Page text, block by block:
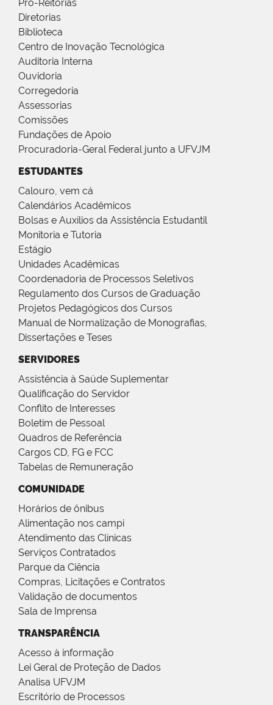
Pró-Reitorias
Diretorias
Biblioteca
Centro de Inovação Tecnológica
Auditoria Interna
Ouvidoria
Corregedoria
Assessorias
Comissões
Fundações de Apoio
Procuradoria-Geral Federal junto a UFVJM
ESTUDANTES
Calouro, vem cá
Calendários Acadêmicos
Bolsas e Auxílios da Assistência Estudantil
Monitoria e Tutoria
Estágio
Unidades Acadêmicas
Coordenadoria de Processos Seletivos
Regulamento dos Cursos de Graduação
Projetos Pedagógicos dos Cursos
Manual de Normalização de Monografias,
Dissertações e Teses
SERVIDORES
Assistência à Saúde Suplementar
Qualificação do Servidor
Conflito de Interesses
Boletim de Pessoal
Quadros de Referência
Cargos CD, FG e FCC
Tabelas de Remuneração
COMUNIDADE
Horários de ônibus
Alimentação nos campi
Atendimento das Clínicas
Serviços Contratados
Parque da Ciência
Compras, Licitações e Contratos
Validação de documentos
Sala de Imprensa
TRANSPARÊNCIA
Acesso à informação
Lei Geral de Proteção de Dados
Analisa UFVJM
Escritório de Processos